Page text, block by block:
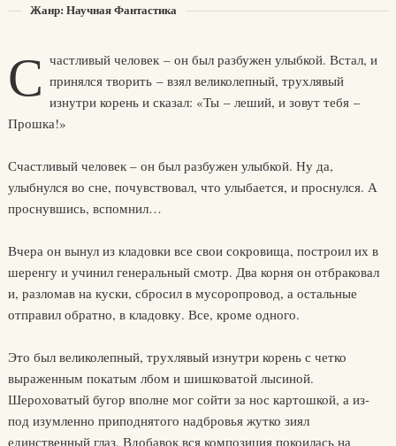
Жанр: Научная Фантастика
С частливый человек – он был разбужен улыбкой. Встал, и
принялся творить – взял великолепный, трухлявый
изнутри корень и сказал: «Ты – леший, и зовут тебя –
Прошка!»
Счастливый человек – он был разбужен улыбкой. Ну да,
улыбнулся во сне, почувствовал, что улыбается, и проснулся. А
проснувшись, вспомнил…
Вчера он вынул из кладовки все свои сокровища, построил их в
шеренгу и учинил генеральный смотр. Два корня он отбраковал
и, разломав на куски, сбросил в мусоропровод, а остальные
отправил обратно, в кладовку. Все, кроме одного.
Это был великолепный, трухлявый изнутри корень с четко
выраженным покатым лбом и шишковатой лысиной.
Шероховатый бугор вполне мог сойти за нос картошкой, а из-
под изумленно приподнятого надбровья жутко зиял
единственный глаз. Вдобавок вся композиция покоилась на